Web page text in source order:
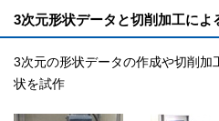
3次元形状データと切削加工によ
3次元の形状データの作成や切削加
状を試作